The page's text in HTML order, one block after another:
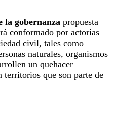
la gobernanza propuesta
conformado por actorías
civil, tales como
naturales, organismos
un quehacer
territorios que son parte de